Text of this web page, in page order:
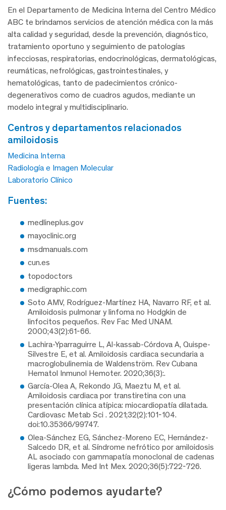
En el Departamento de Medicina Interna del Centro Médico
ABC te brindamos servicios de atención médica con la más
alta calidad y seguridad, desde la prevención, diagnóstico,
tratamiento oportuno y seguimiento de patologías
infecciosas, respiratorias, endocrinológicas, dermatológicas,
reumáticas, nefrológicas, gastrointestinales, y
hematológicas, tanto de padecimientos crónico-
degenerativos como de cuadros agudos, mediante un
modelo integral y multidisciplinario.
centros y departamentos relacionados
amiloidosis
Medicina Interna
Radiología e Imagen Molecular
Laboratorio Clínico
fuentes:
medlineplus.gov
mayoclinic.org
msdmanuals.com
cun.es
topodoctors
medigraphic.com
Soto AMV, Rodríguez-Martínez HA, Navarro RF, et al.
Amiloidosis pulmonar y linfoma no Hodgkin de
linfocitos pequeños. Rev Fac Med UNAM.
2000;43(2):61-66.
Lachira-Yparraguirre L, Al-kassab-Córdova A, Quispe-
Silvestre E, et al. Amiloidosis cardiaca secundaria a
macroglobulinemia de Waldenström. Rev Cubana
Hematol Inmunol Hemoter. 2020;36(3):.
García-Olea A, Rekondo JG, Maeztu M, et al.
Amiloidosis cardiaca por transtiretina con una
presentación clínica atípica: miocardiopatía dilatada.
Cardiovasc Metab Sci . 2021;32(2):101-104.
doi:10.35366/99747.
Olea-Sánchez EG, Sánchez-Moreno EC, Hernández-
Salcedo DR, et al. Síndrome nefrótico por amiloidosis
AL asociado con gammapatía monoclonal de cadenas
ligeras lambda. Med Int Mex. 2020;36(5):722-726.
¿Cómo podemos ayudarte?